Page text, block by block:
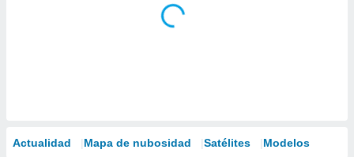
Actualidad Mapa de nubosidad Satélites Modelos